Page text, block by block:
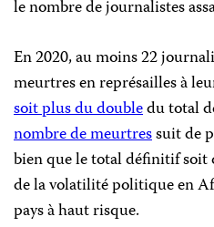
le nombre de journalistes
En 2020, au moins 22
meurtres en représailles à
soit plus du doubledu total
nombre de meurtressuit de
bien que le total définitif
de la volatilité politique en
pays à haut risque.